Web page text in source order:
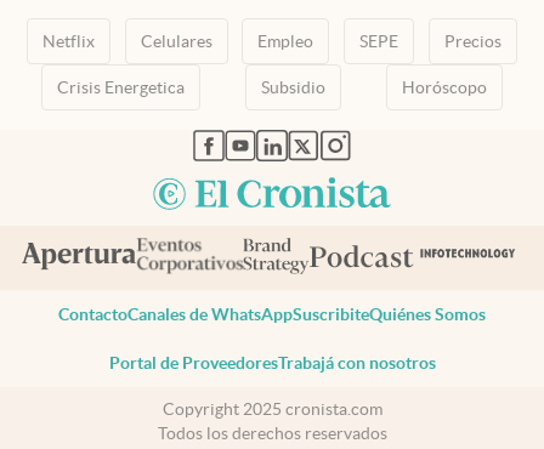
Netflix Celulares Empleo SEPE Precios
Crisis Energetica Subsidio Horóscopo
abre en nueva pestaña
abre en nueva pestaña
abre en nueva pestaña
abre en nueva pestaña
abre en nueva pestaña
ContactoCanales de WhatsAppSuscribiteQuiénes Somos
Portal de ProveedoresTrabajá con nosotros
Copyright 2025 cronista.com
Todos los derechos reservados